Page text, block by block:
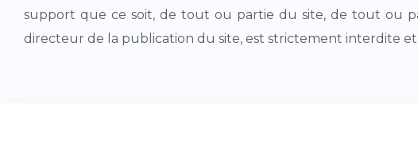
support que ce soit, de tout ou partie du site, de tout ou
directeur de la publication du site, est strictement interdite